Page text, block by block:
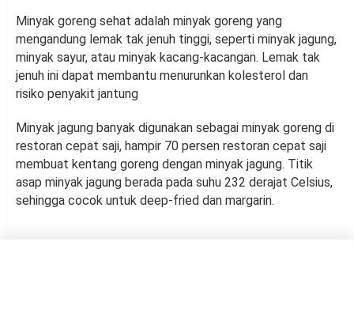
Minyak goreng sehat adalah minyak goreng yang
mengandung lemak tak jenuh tinggi, seperti minyak jagung,
minyak sayur, atau minyak kacang-kacangan. Lemak tak
jenuh ini dapat membantu menurunkan kolesterol dan
risiko penyakit jantung
Minyak jagung banyak digunakan sebagai minyak goreng di
restoran cepat saji, hampir 70 persen restoran cepat saji
membuat kentang goreng dengan minyak jagung. Titik
asap minyak jagung berada pada suhu 232 derajat Celsius,
sehingga cocok untuk deep-fried dan margarin.